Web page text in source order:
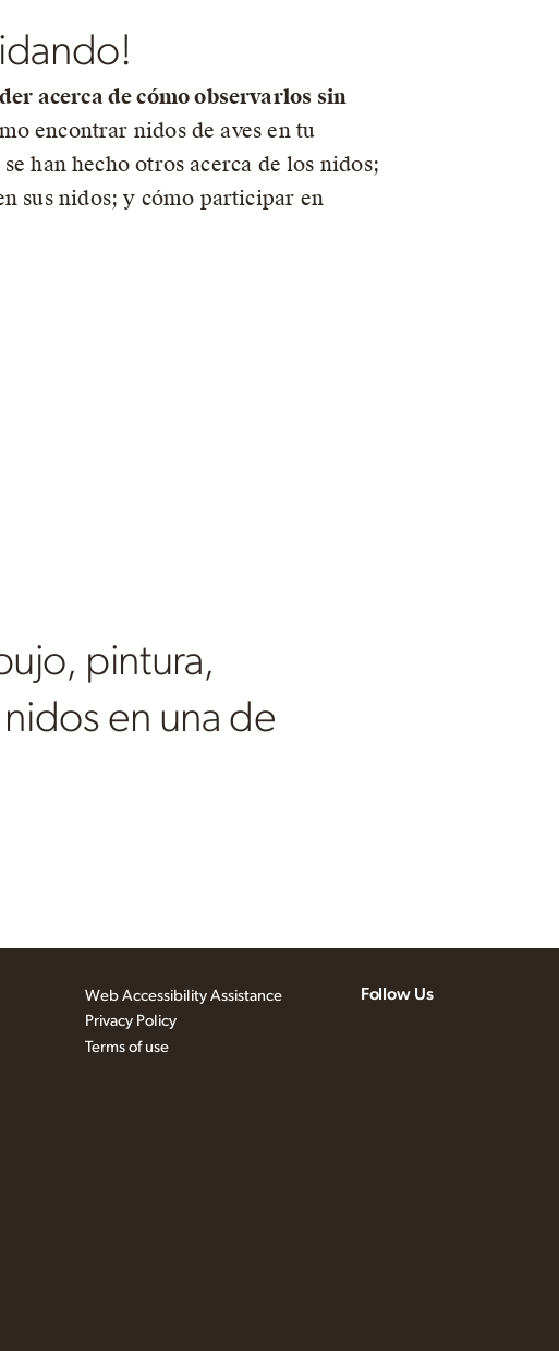
acerca de cómo observarlos sin
encontrar nidos de aves en tu
han hecho otros acerca de los nidos;
sus nidos; y cómo participar en
pintura,
en una de
Web Accessibility Assistance
Privacy Policy
Terms of use
Follow Us